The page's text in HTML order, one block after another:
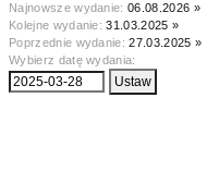
Najnowsze wydanie:06.08.2026 »
Kolejne wydanie:31.03.2025 »
Poprzednie wydanie:27.03.2025 »
Wybierz datę wydania: